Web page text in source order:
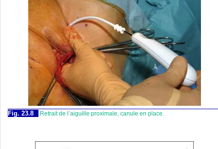
Fig. 23.8 Retrait de l’aiguille proximale, canule en place.